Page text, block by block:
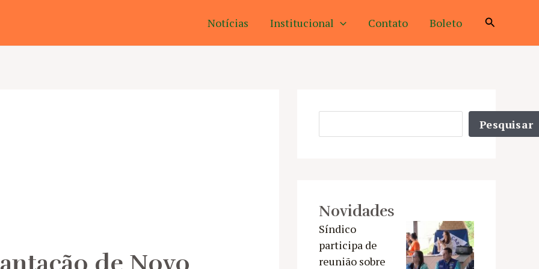
Notícias Institucional Contato Boleto Pesquisar
Pesquisar
Novidades
Síndico
participa de
reunião sobre